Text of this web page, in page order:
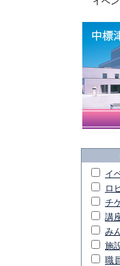
イ
ロ
チ
講
み
施
職